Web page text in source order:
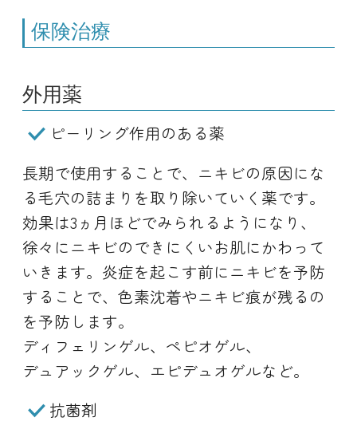
保険治療
外用薬
ピーリング作用のある薬
長期で使用することで、ニキビの原因にな
る毛穴の詰まりを取り除いていく薬です。
効果は3ヵ月ほどでみられるようになり、
徐々にニキビのできにくいお肌にかわって
いきます。炎症を起こす前にニキビを予防
することで、色素沈着やニキビ痕が残るの
を予防します。
ディフェリンゲル、ペピオゲル、
デュアックゲル、エピデュオゲルなど。
抗菌剤